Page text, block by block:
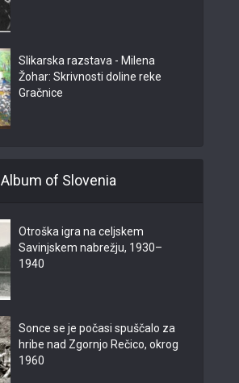
Slikarska razstava - Milena
Žohar: Skrivnosti doline reke
Gračnice
Album of Slovenia
Otroška igra na celjskem
Savinjskem nabrežju, 1930–
1940
Sonce se je počasi spuščalo za
hribe nad Zgornjo Rečico, okrog
1960